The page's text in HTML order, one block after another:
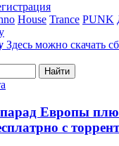
House Trance PUNK
Здесь можно скачать
Найти
Европы
с